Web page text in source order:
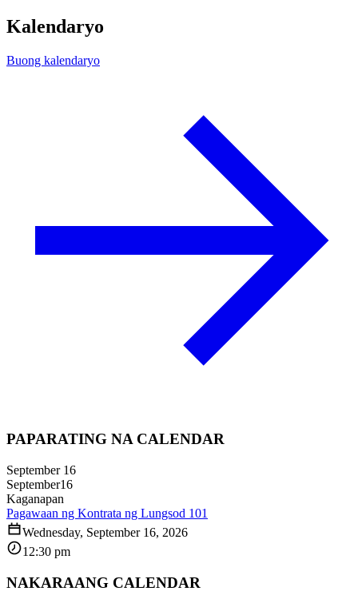
Kalendaryo
Buong kalendaryo
PAPARATING NA CALENDAR
September 16
September16
Kaganapan
Pagawaan ng Kontrata ng Lungsod 101
Wednesday, September 16, 2026
12:30 pm
NAKARAANG CALENDAR